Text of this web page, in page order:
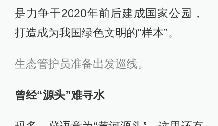
是力争于2020年前后建成国家公园，
打造成为我国绿色文明的“样本”。
生态管护员准备出发巡线。
曾经“源头”难寻水